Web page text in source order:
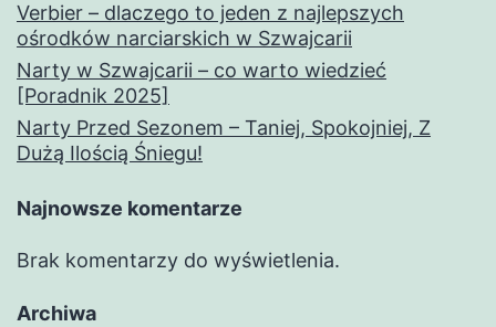
Verbier – dlaczego to jeden z najlepszych
ośrodków narciarskich w Szwajcarii
Narty w Szwajcarii – co warto wiedzieć
[Poradnik 2025]
Narty Przed Sezonem – Taniej, Spokojniej, Z
Dużą Ilością Śniegu!
Najnowsze komentarze
Brak komentarzy do wyświetlenia.
Archiwa